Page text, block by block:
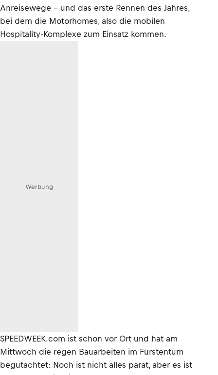
Anreisewege – und das erste Rennen des Jahres,
bei dem die Motorhomes, also die mobilen
Hospitality-Komplexe zum Einsatz kommen.
Werbung
SPEEDWEEK.com ist schon vor Ort und hat am
Mittwoch die regen Bauarbeiten im Fürstentum
begutachtet: Noch ist nicht alles parat, aber es ist